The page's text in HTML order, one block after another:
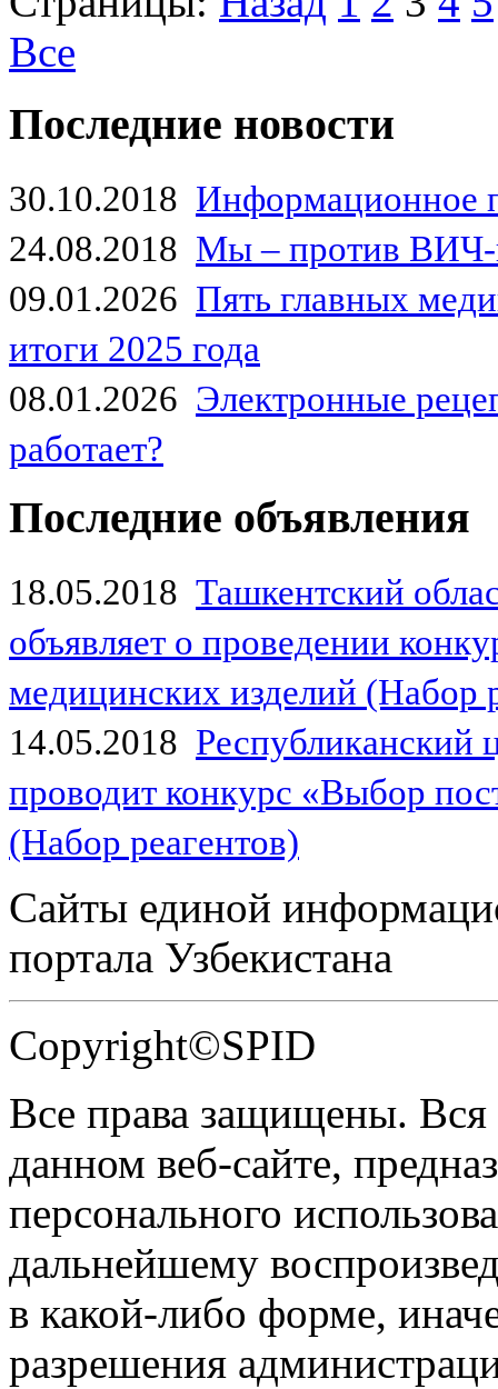
Все
Последние новости
30.10.2018 Информационное
24.08.2018 Мы – против
09.01.2026 Пять главных
итоги 2025 года
08.01.2026 Электронные
работает?
Последние объявления
18.05.2018 Ташкентский
объявляет о проведении
медицинских изделий (Набор
14.05.2018
проводит конкурс «Выбор
(Набор реагентов)
Сайты единой
портала Узбекистана
Copyright©SPID
Все права защищены.
данном веб-сайте,
персонального
дальнейшему
в какой-либо форме,
разрешения